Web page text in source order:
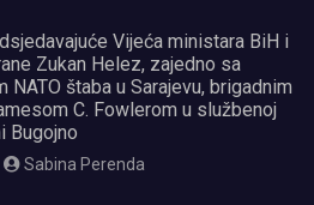
Vijeća ministara BiH i
Zukan Helez, zajedno sa
NATO štaba u Sarajevu, brigadnim
C. Fowlerom u službenoj
Bugojno
Sabina Perenda